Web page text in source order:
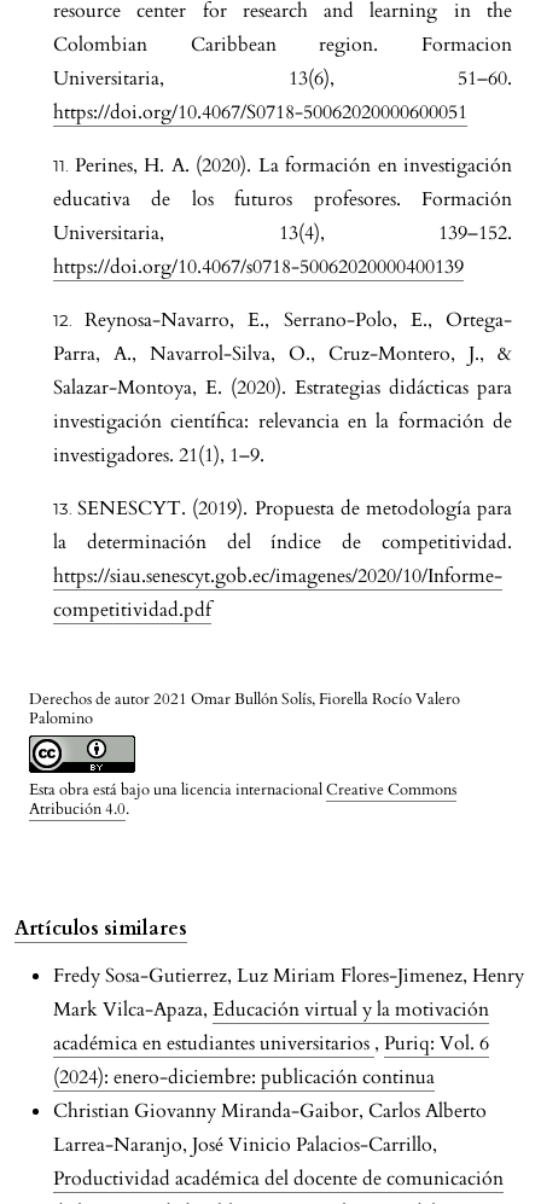
Derechos de autor 2021 Omar Bullón Solís, Fiorella Rocío Valero
Palomino
Esta obra está bajo una licencia internacionalCreative Commons
Atribución 4.0.
resource center for research and learning in the
Colombian Caribbean region. Formacion
Universitaria, 13(6), 51–60.
https://doi.org/10.4067/S0718-50062020000600051
Perines, H. A. (2020). La formación en investigación
educativa de los futuros profesores. Formación
Universitaria, 13(4), 139–152.
https://doi.org/10.4067/s0718-50062020000400139
Reynosa-Navarro, E., Serrano-Polo, E., Ortega-
Parra, A., Navarrol-Silva, O., Cruz-Montero, J., &
Salazar-Montoya, E. (2020). Estrategias didácticas para
investigación científica: relevancia en la formación de
investigadores. 21(1), 1–9.
SENESCYT. (2019). Propuesta de metodología para
la determinación del índice de competitividad.
https://siau.senescyt.gob.ec/imagenes/2020/10/Informe-
competitividad.pdf
Artículos similares
Fredy Sosa-Gutierrez, Luz Miriam Flores-Jimenez, Henry
Mark Vilca-Apaza, Educación virtual y la motivación
académica en estudiantes universitarios , Puriq: Vol. 6
(2024): enero-diciembre: publicación continua
Christian Giovanny Miranda-Gaibor, Carlos Alberto
Larrea-Naranjo, José Vinicio Palacios-Carrillo,
Productividad académica del docente de comunicación